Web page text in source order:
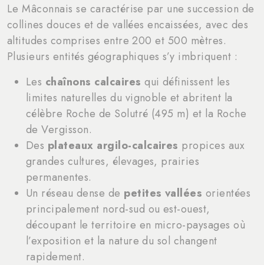
Le Mâconnais se caractérise par une succession de
collines douces et de vallées encaissées, avec des
altitudes comprises entre 200 et 500 mètres.
Plusieurs entités géographiques s’y imbriquent :
Les chaînons calcaires qui définissent les
limites naturelles du vignoble et abritent la
célèbre Roche de Solutré (495 m) et la Roche
de Vergisson.
Des plateaux argilo-calcaires propices aux
grandes cultures, élevages, prairies
permanentes.
Un réseau dense de petites vallées orientées
principalement nord-sud ou est-ouest,
découpant le territoire en micro-paysages où
l’exposition et la nature du sol changent
rapidement.